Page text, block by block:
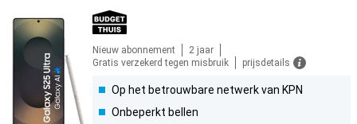
Nieuw abonnement
2 jaar
Gratis verzekerd tegen misbruik
prijsdetails
Op het betrouwbare netwerk van KPN
Onbeperkt bellen